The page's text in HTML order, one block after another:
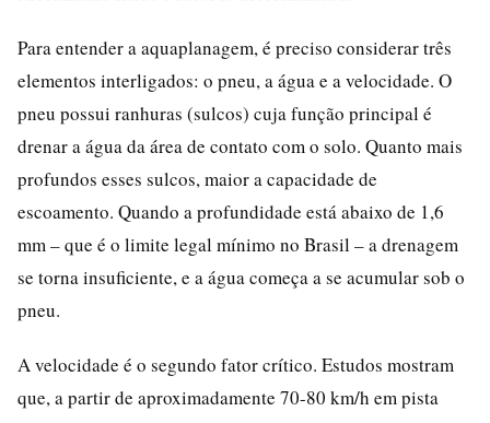
Para entender a aquaplanagem, é preciso considerar três
elementos interligados: o pneu, a água e a velocidade. O
pneu possui ranhuras (sulcos) cuja função principal é
drenar a água da área de contato com o solo. Quanto mais
profundos esses sulcos, maior a capacidade de
escoamento. Quando a profundidade está abaixo de 1,6
mm – que é o limite legal mínimo no Brasil – a drenagem
se torna insuficiente, e a água começa a se acumular sob o
pneu.
A velocidade é o segundo fator crítico. Estudos mostram
que, a partir de aproximadamente 70-80 km/h em pista